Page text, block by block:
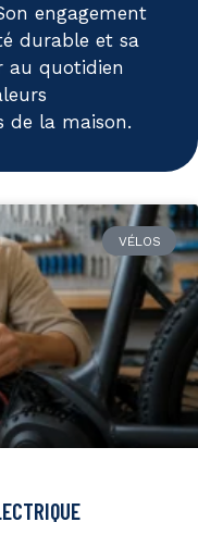
engagement
durable et sa
au quotidien
de la maison.
VÉLOS